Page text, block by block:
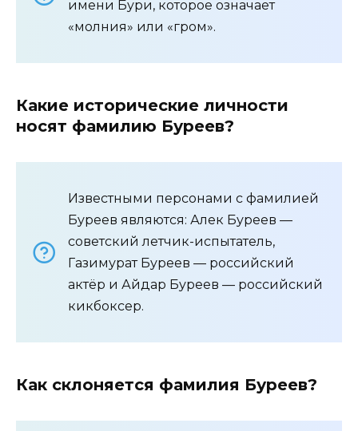
имени Бури, которое означает
«молния» или «гром».
Какие исторические личности
носят фамилию Буреев?
Известными персонами с фамилией
Буреев являются: Алек Буреев —
советский летчик-испытатель,
Газимурат Буреев — российский
актёр и Айдар Буреев — российский
кикбоксер.
Как склоняется фамилия Буреев?